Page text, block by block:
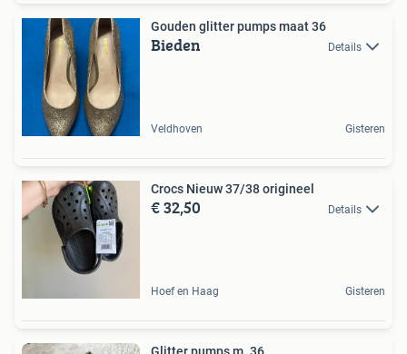
Gouden glitter pumps maat 36
Bieden Details
Veldhoven Gisteren
Crocs Nieuw 37/38 origineel
€ 32,50 Details
Hoef en Haag Gisteren
Glitter pumps m. 36